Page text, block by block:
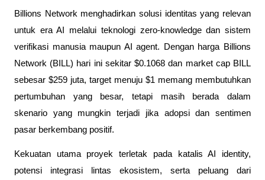
Billions Network menghadirkan solusi identitas yang relevan
untuk era AI melalui teknologi zero-knowledge dan sistem
verifikasi manusia maupun AI agent. Dengan harga Billions
Network (BILL) hari ini sekitar $0.1068 dan market cap BILL
sebesar $259 juta, target menuju $1 memang membutuhkan
pertumbuhan yang besar, tetapi masih berada dalam
skenario yang mungkin terjadi jika adopsi dan sentimen
pasar berkembang positif.
Kekuatan utama proyek terletak pada katalis AI identity,
potensi integrasi lintas ekosistem, serta peluang dari